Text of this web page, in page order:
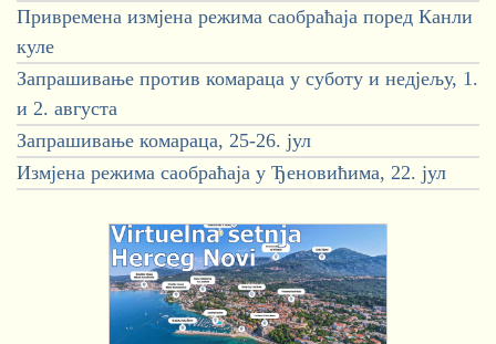
Привремена измјена режима саобраћаја поред Канли
куле
Запрашивање против комараца у суботу и недјељу, 1.
и 2. августа
Запрашивање комараца, 25-26. јул
Измјена режима саобраћаја у Ђеновићима, 22. јул